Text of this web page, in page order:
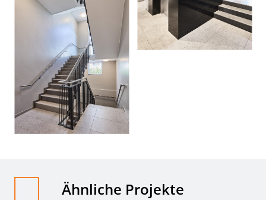
Ähnliche Projekte